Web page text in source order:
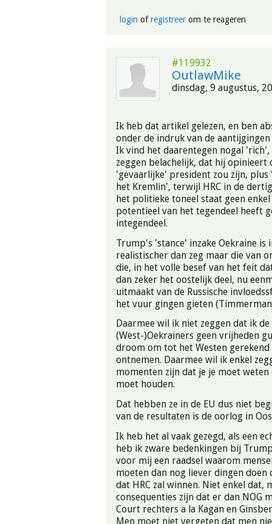
login ofregistreerom te reageren
#119932
OutlawMike
dinsdag, 9 augustus,
Ik heb dat artikel gelezen, en ben
onder de indruk van de
Ik vind het daarentegen nogal
zeggen belachelijk, dat hij opinieert
'gevaarlijke' president zou zijn, plus
het Kremlin', terwijl HRC in de
het politieke toneel staat geen
potentieel van het tegendeel heeft
integendeel.
Trump's 'stance' inzake Oekraine is
realistischer dan zeg maar die van
die, in het volle besef van het feit
dan zeker het oostelijk deel, nu
uitmaakt van de Russische
het vuur gingen gieten
Daarmee wil ik niet zeggen dat ik de
(West-)Oekrainers geen vrijheden
droom om tot het Westen
ontnemen. Daarmee wil ik enkel
momenten zijn dat je je moet weten
moet houden.
Dat hebben ze in de EU dus niet
van de resultaten is de oorlog in
Ik heb het al vaak gezegd, als een
heb ik zware bedenkingen bij
voor mij een raadsel waarom
moeten dan nog liever dingen doen
dat HRC zal winnen. Niet enkel dat,
consequenties zijn dat er dan NOG
Court rechters a la Kagan en
Men moet niet vergeten dat men